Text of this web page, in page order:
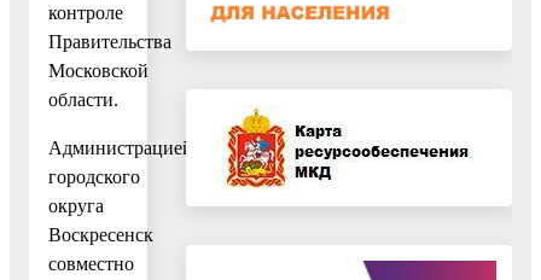
контроле
Правительства
Московской
области.
Администрацией
городского
округа
Воскресенск
совместно